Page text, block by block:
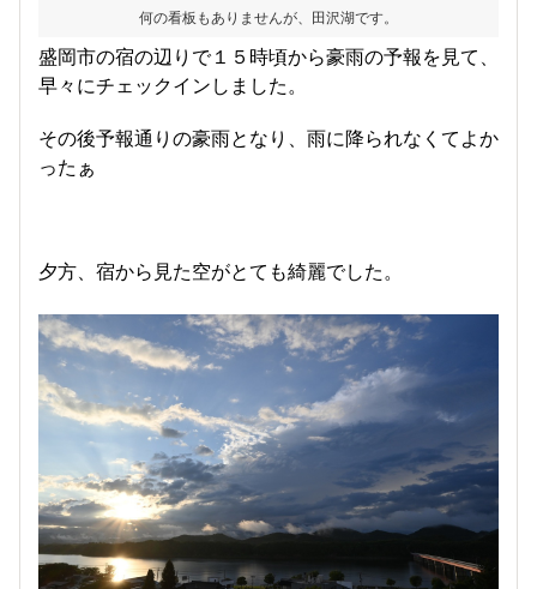
何の看板もありませんが、田沢湖です。
盛岡市の宿の辺りで１５時頃から豪雨の予報を見て、
早々にチェックインしました。
その後予報通りの豪雨となり、雨に降られなくてよか
ったぁ
夕方、宿から見た空がとても綺麗でした。